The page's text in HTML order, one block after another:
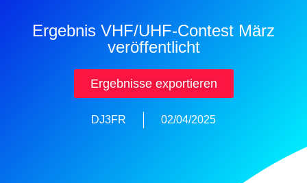
Ergebnis VHF/UHF-Contest März
veröffentlicht
Ergebnisse exportieren
DJ3FR 02/04/2025